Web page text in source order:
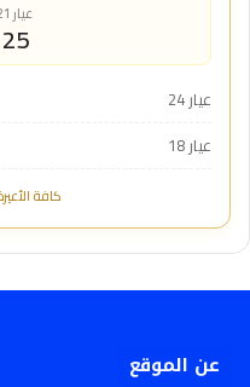
عيار 21 (الأكثر مبيعاً)
عيار 24
عيار 18
كافة
عن الموقع